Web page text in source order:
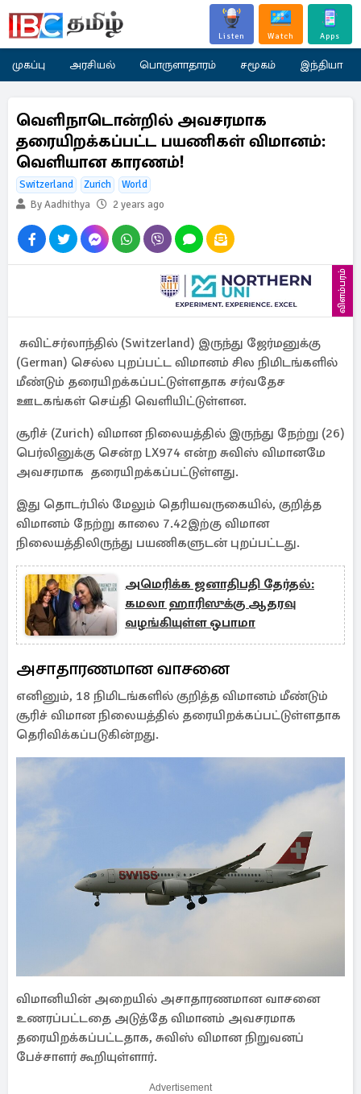
Listen Watch Apps
முகப்பு அரசியல் பொருளாதாரம் சமூகம் இந்தியா
வெளிநாடொன்றில் அவசரமாக
தரையிறக்கப்பட்ட பயணிகள் விமானம்:
வெளியான காரணம்!
Switzerland Zurich
World
By Aadhithya
2 years ago
விளம்பரம்
சுவிட்சர்லாந்தில் (Switzerland) இருந்து ஜேர்மனுக்கு
(German) செல்ல புறப்பட்ட விமானம் சில நிமிடங்களில்
மீண்டும் தரையிறக்கப்பட்டுள்ளதாக சர்வதேச
ஊடகங்கள் செய்தி வெளியிட்டுள்ளன.
சூரிச் (Zurich) விமான நிலையத்தில் இருந்து நேற்று (26)
பெர்லினுக்கு சென்ற LX974 என்ற சுவிஸ் விமானமே
அவசரமாக தரையிறக்கப்பட்டுள்ளது.
இது தொடர்பில் மேலும் தெரியவருகையில், குறித்த
விமானம் நேற்று காலை 7.42இற்கு விமான
நிலையத்திலிருந்து பயணிகளுடன் புறப்பட்டது.
அமெரிக்க ஜனாதிபதி தேர்தல்:
கமலா ஹாரிஸுக்கு ஆதரவு
வழங்கியுள்ள ஒபாமா
அசாதாரணமான வாசனை
எனினும், 18 நிமிடங்களில் குறித்த விமானம் மீண்டும்
சூரிச் விமான நிலையத்தில் தரையிறக்கப்பட்டுள்ளதாக
தெரிவிக்கப்படுகின்றது.
விமானியின் அறையில் அசாதாரணமான வாசனை
உணரப்பட்டதை அடுத்தே விமானம் அவசரமாக
தரையிறக்கப்பட்டதாக, சுவிஸ் விமான நிறுவனப்
பேச்சாளர் கூறியுள்ளார்.
Advertisement